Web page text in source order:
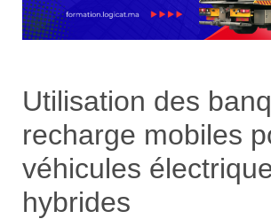
Utilisation des
recharge mobiles
véhicules
hybrides